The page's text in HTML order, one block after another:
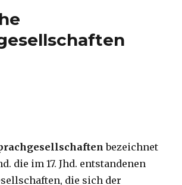
bezeichnet
die im 17. Jhd. entstandenen
die sich der